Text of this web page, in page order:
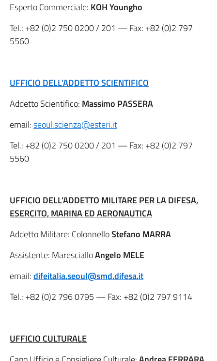
Esperto Commerciale: KOH Youngho
Tel.: +82 (0)2 750 0200/ 201 — Fax: +82 (0)2 797
5560
UFFICIO DELL’ADDETTO SCIENTIFICO
Addetto Scientifico: Massimo PASSERA
email:seoul.scienza@esteri.it
Tel.: +82 (0)2 750 0200/ 201 — Fax: +82 (0)2 797
5560
UFFICIO DELL’ADDETTO MILITARE PER LA DIFESA,
ESERCITO, MARINA ED AERONAUTICA
Addetto Militare: ColonnelloStefano MARRA
Assistente: MarescialloAngelo MELE
email:difeitalia.seoul@smd.difesa.it
Tel.: +82 (0)2 796 0795 — Fax: +82 (0)2 797 9114
UFFICIO CULTURALE